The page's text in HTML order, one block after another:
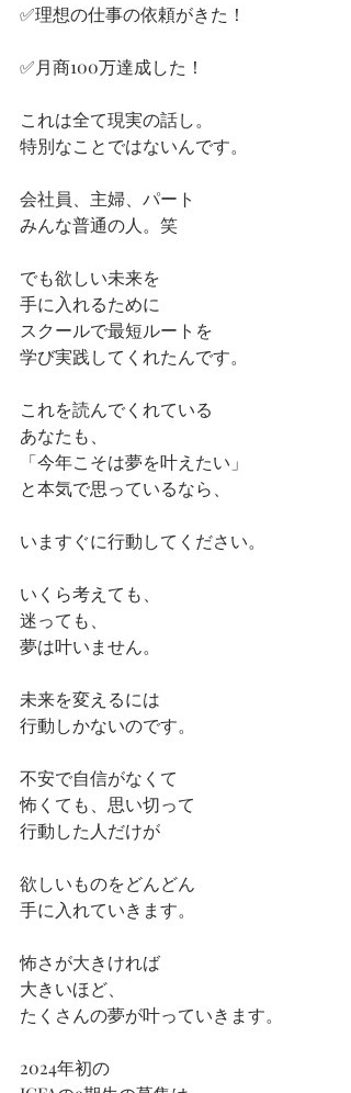
✅理想の仕事の依頼がきた！
✅月商100万達成した！
これは全て現実の話し。
特別なことではないんです。
会社員、主婦、パート
みんな普通の人。笑
でも欲しい未来を
手に入れるために
スクールで最短ルートを
学び実践してくれたんです。
これを読んでくれている
あなたも、
「今年こそは夢を叶えたい」
と本気で思っているなら、
いますぐに行動してください。
いくら考えても、
迷っても、
夢は叶いません。
未来を変えるには
行動しかないのです。
不安で自信がなくて
怖くても、思い切って
行動した人だけが
欲しいものをどんどん
手に入れていきます。
怖さが大きければ
大きいほど、
たくさんの夢が叶っていきます。
2024年初の